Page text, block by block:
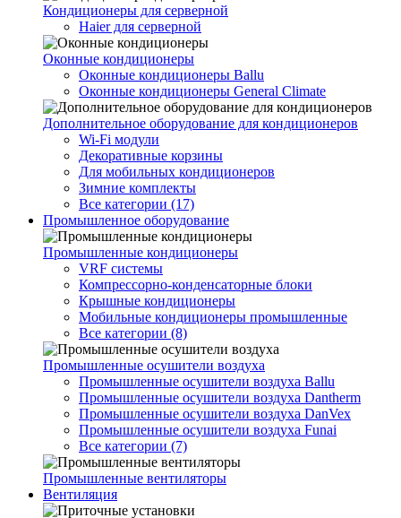
Кондиционеры для серверной
Haier для серверной
Оконные кондиционеры
Оконные кондиционеры Ballu
Оконные кондиционеры General Climate
Дополнительное оборудование для кондиционеров
Wi-Fi модули
Декоративные корзины
Для мобильных кондиционеров
Зимние комплекты
Все категории (17)
Промышленное оборудование
Промышленные кондиционеры
VRF системы
Компрессорно-конденсаторные блоки
Крышные кондиционеры
Мобильные кондиционеры промышленные
Все категории (8)
Промышленные осушители воздуха
Промышленные осушители воздуха Ballu
Промышленные осушители воздуха Dantherm
Промышленные осушители воздуха DanVex
Промышленные осушители воздуха Funai
Все категории (7)
Промышленные вентиляторы
Вентиляция